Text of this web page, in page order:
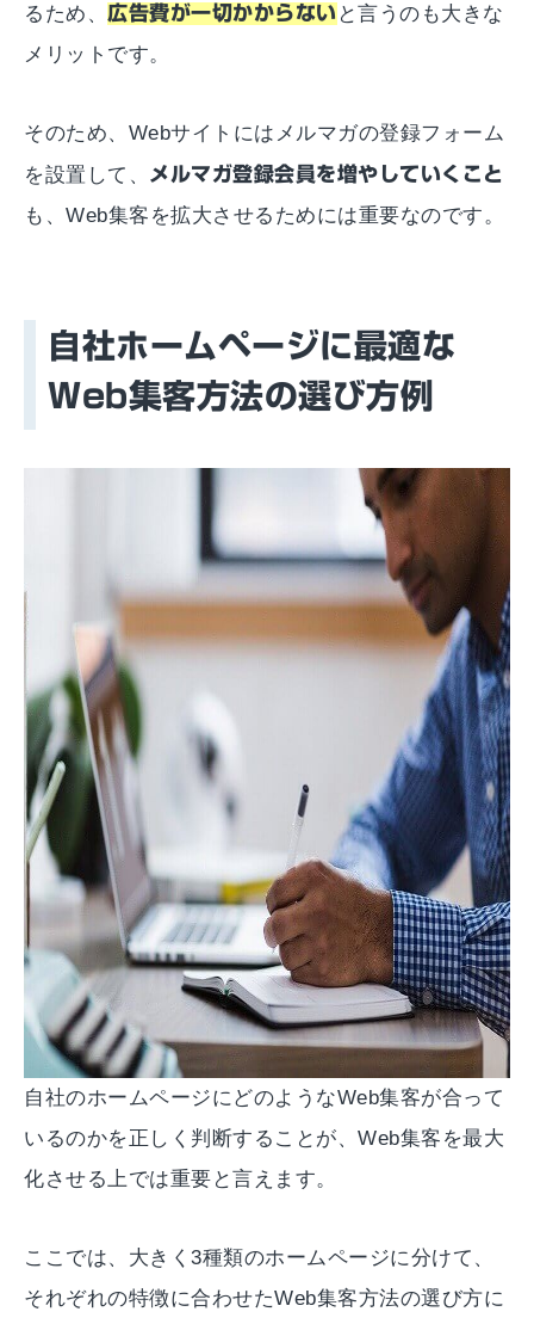
るため、広告費が一切かからない と言うのも大きな
メリットです。
そのため、Webサイトにはメルマガの登録フォーム
を設置して、
メルマガ登録会員を増やしていくこと
も、Web集客を拡大させるためには重要なのです。
自社ホームページに最適な
Web集客方法の選び方例
自社のホームページにどのようなWeb集客が合って
いるのかを正しく判断することが、Web集客を最大
化させる上では重要と言えます。
ここでは、大きく3種類のホームページに分けて、
それぞれの特徴に合わせたWeb集客方法の選び方に